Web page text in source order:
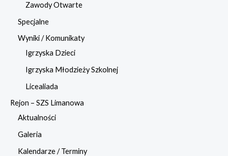
Zawody Otwarte
Specjalne
Wyniki / Komunikaty
Igrzyska Dzieci
Igrzyska Młodzieży Szkolnej
Licealiada
Rejon – SZS Limanowa
Aktualności
Galeria
Kalendarze / Terminy